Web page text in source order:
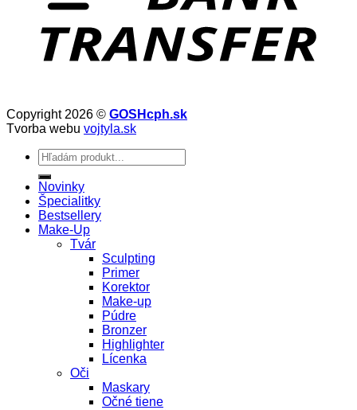
Copyright 2026 © GOSHcph.sk
Tvorba webu vojtyla.sk
Hľadať:
Novinky
Špecialitky
Bestsellery
Make-Up
Tvár
Sculpting
Primer
Korektor
Make-up
Púdre
Bronzer
Highlighter
Lícenka
Oči
Maskary
Očné tiene